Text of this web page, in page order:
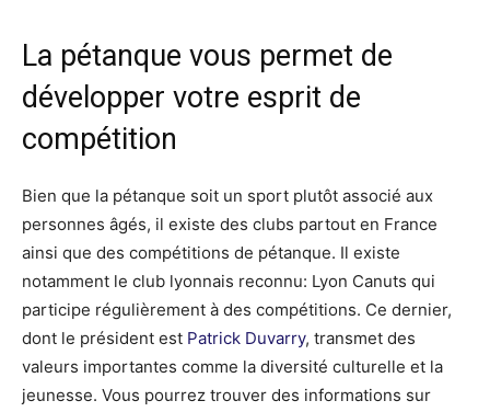
La pétanque vous permet de
développer votre esprit de
compétition
Bien que la pétanque soit un sport plutôt associé aux
personnes âgés, il existe des clubs partout en France
ainsi que des compétitions de pétanque. Il existe
notamment le club lyonnais reconnu: Lyon Canuts qui
participe régulièrement à des compétitions. Ce dernier,
dont le président est Patrick Duvarry, transmet des
valeurs importantes comme la diversité culturelle et la
jeunesse. Vous pourrez trouver des informations sur